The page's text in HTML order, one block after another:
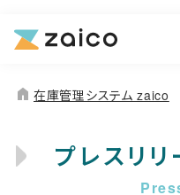
機能
home 在庫管理システム zaico
プレスリ